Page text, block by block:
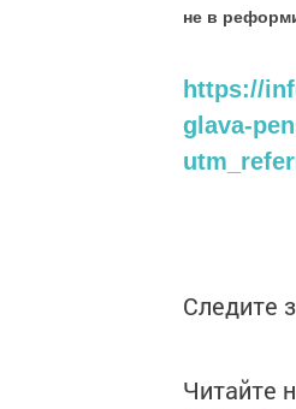
не в
https://
glava-
Следите
Читайте